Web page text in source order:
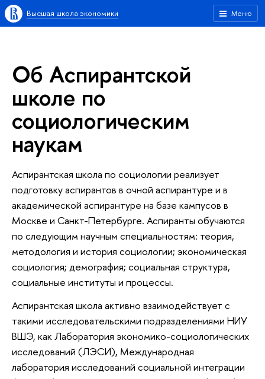
Меню
Высшая школа экономики
Об Аспирантской
школе по
социологическим
наукам
Аспирантская школа по социологии реализует
подготовку аспирантов в очной аспирантуре и в
академической аспирантуре на базе кампусов в
Москве и Санкт-Петербурге. Аспиранты обучаются
по следующим научным специальностям: теория,
методология и история социологии; экономическая
социология; демография; социальная структура,
социальные институты и процессы.
Аспирантская школа активно взаимодействует с
такими исследовательскими подразделениями НИУ
ВШЭ, как Лаборатория экономико-социологических
исследований (ЛЭСИ), Международная
лаборатория исследований социальной интеграции